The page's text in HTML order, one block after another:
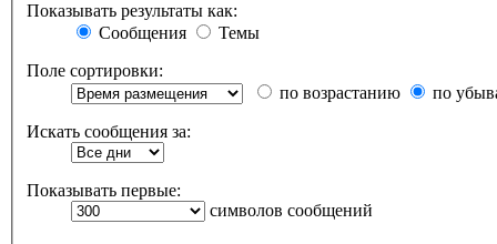
Показывать результаты как:
Сообщения
Темы
Поле сортировки:
по возрастанию
по
Искать сообщения за:
Показывать первые:
символов сообщений